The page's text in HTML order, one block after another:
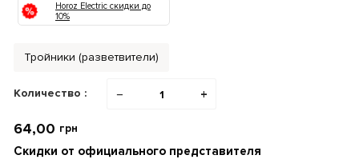
Horoz Electric скидки до
10%
Тройники (разветвители)
Количество : − +
64,00 грн
Скидки от официального представителя